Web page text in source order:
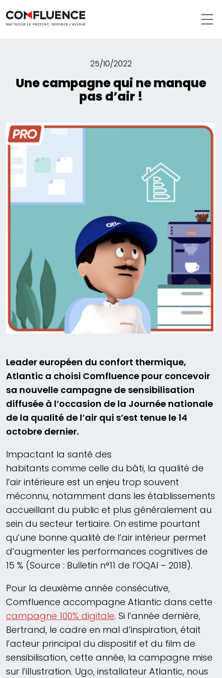
25/10/2022
Une campagne qui ne manque
pas d’air !
Leader européen du confort thermique,
Atlantic a choisi Comfluence pour concevoir
sa nouvelle campagne de sensibilisation
diffusée à l’occasion de la Journée nationale
de la qualité de l’air qui s’est tenue le 14
octobre dernier.
Impactant la santé des
habitants comme celle du bâti, la qualité de
l’air intérieure est un enjeu trop souvent
méconnu, notamment dans les établissements
accueillant du public et plus généralement au
sein du secteur tertiaire. On estime pourtant
qu’une bonne qualité de l’air intérieur permet
d’augmenter les performances cognitives de
15 % (Source : Bulletin n°11 de l’OQAI – 2018).
Pour la deuxième année consécutive,
Comfluence accompagne Atlantic dans cette
campagne 100% digitale. Si l’année dernière,
Bertrand, le cadre en mal d’inspiration, était
l’acteur principal du dispositif et du film de
sensibilisation, cette année, la campagne mise
sur l’illustration. Ugo, installateur Atlantic, nous